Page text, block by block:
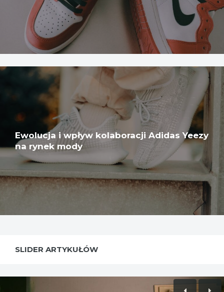
Ewolucja i wpływ kolaboracji Adidas Yeezy
na rynek mody
SLIDER ARTYKUŁÓW